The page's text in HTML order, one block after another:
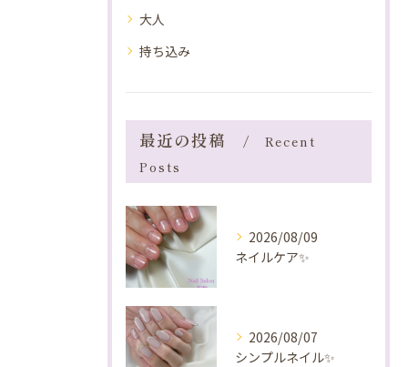
大人
持ち込み
最近の投稿
Recent
Posts
2026/08/09
ネイルケア✨️
2026/08/07
シンプルネイル✨️